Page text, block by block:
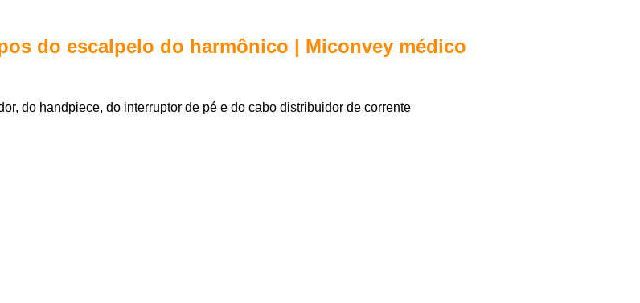
do escalpelo do harmônico | Miconvey médico
do handpiece, do interruptor de pé e do cabo distribuidor de corrente